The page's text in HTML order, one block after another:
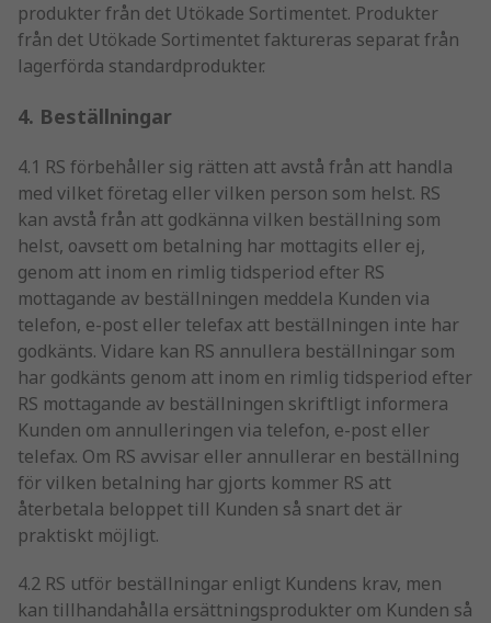
produkter från det Utökade Sortimentet. Produkter
från det Utökade Sortimentet faktureras separat från
lagerförda standardprodukter.
4. Beställningar
4.1 RS förbehåller sig rätten att avstå från att handla
med vilket företag eller vilken person som helst. RS
kan avstå från att godkänna vilken beställning som
helst, oavsett om betalning har mottagits eller ej,
genom att inom en rimlig tidsperiod efter RS
mottagande av beställningen meddela Kunden via
telefon, e-post eller telefax att beställningen inte har
godkänts. Vidare kan RS annullera beställningar som
har godkänts genom att inom en rimlig tidsperiod efter
RS mottagande av beställningen skriftligt informera
Kunden om annulleringen via telefon, e-post eller
telefax. Om RS avvisar eller annullerar en beställning
för vilken betalning har gjorts kommer RS att
återbetala beloppet till Kunden så snart det är
praktiskt möjligt.
4.2 RS utför beställningar enligt Kundens krav, men
kan tillhandahålla ersättningsprodukter om Kunden så